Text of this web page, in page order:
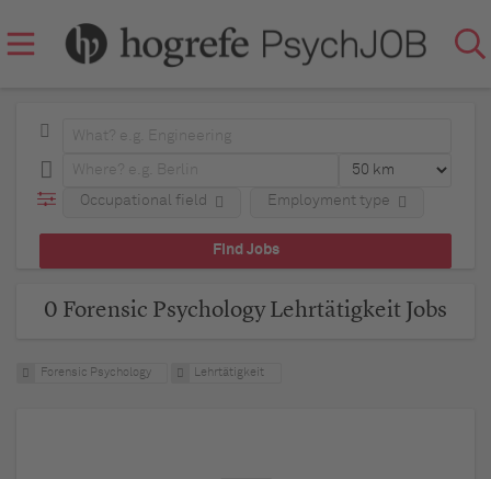
Occupational field Employment type
0 Forensic Psychology Lehrtätigkeit Jobs
Forensic Psychology Lehrtätigkeit